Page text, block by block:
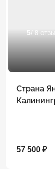
5/ 8
Страна
57 500 ₽